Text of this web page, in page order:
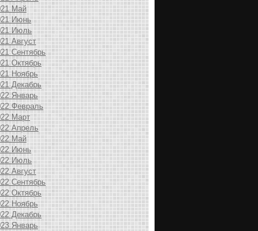
Май
Июнь
Июль
Август
Сентябрь
Октябрь
Ноябрь
Декабрь
Январь
Февраль
Март
Апрель
Май
Июнь
Июль
Август
Сентябрь
Октябрь
Ноябрь
Декабрь
Январь